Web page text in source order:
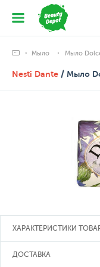
Мыло Мыло
Nesti Dante / Мыло
ХАРАКТЕРИСТИКИ
ДОСТАВКА